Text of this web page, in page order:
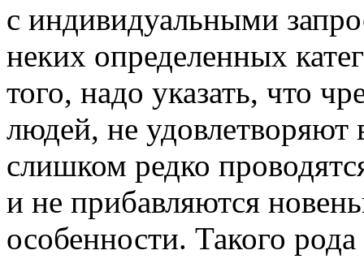
с индивидуальными
неких определенных
того, надо указать, что
людей, не удовлетворяют
слишком редко
и не прибавляются
особенности. Такого